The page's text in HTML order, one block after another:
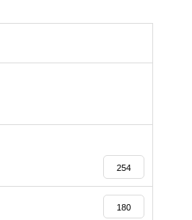
254
180